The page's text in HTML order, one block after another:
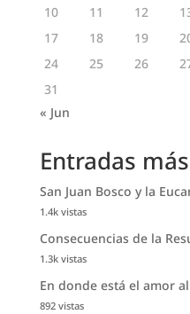
10
11 12
17
18 19
24
25 26
31
« Jun
Entradas
San Juan Bosco y la
1.4k vistas
Consecuencias de la
1.3k vistas
En donde está el amor
892 vistas